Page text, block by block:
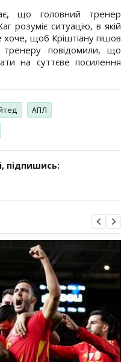
що головний тренер
розуміє ситуацію, в якій
щоб Кріштіану пішов
повідомили, що
на суттєве посилення
АПЛ
підпишись: